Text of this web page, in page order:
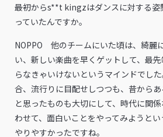
――最初からs**t kingzはダンスに対する
っていたんですか。
NOPPO 他のチームにいた頃は、綺麗
い、新しい楽曲を早くゲットして、最
らなきゃいけないというマインドでし
合、流行りに目配せしつつも、昔から
と思ったものも大切にして、時代に関
わせて、面白いことをやってみようとい
やりやすかったですね。